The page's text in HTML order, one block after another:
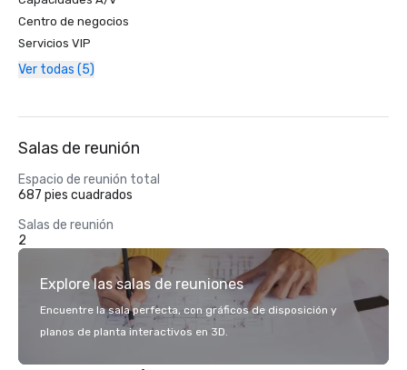
Centro de negocios
Servicios VIP
Ver todas (5)
Salas de reunión
Espacio de reunión total
687 pies cuadrados
Salas de reunión
2
Explore las salas de reuniones
Encuentre la sala perfecta, con gráficos de disposición y
planos de planta interactivos en 3D.